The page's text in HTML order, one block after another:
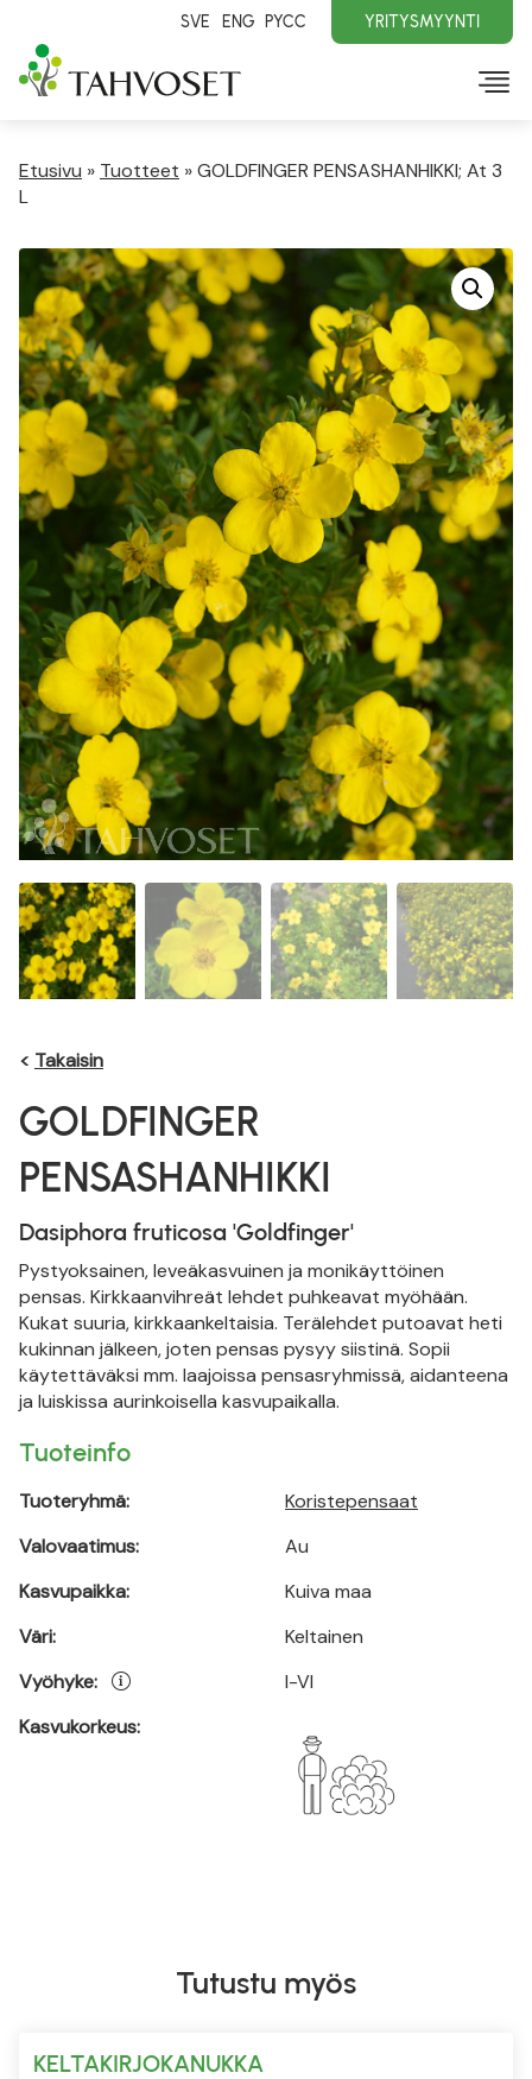
SVE ENG PYCC YRITYSMYYNTI
Etusivu » Tuotteet »GOLDFINGER PENSASHANHIKKI; At 3
L
< Takaisin
GOLDFINGER
PENSASHANHIKKI
Dasiphora fruticosa 'Goldfinger'
Pystyoksainen, leveäkasvuinen ja monikäyttöinen
pensas. Kirkkaanvihreät lehdet puhkeavat myöhään.
Kukat suuria, kirkkaankeltaisia. Terälehdet putoavat heti
kukinnan jälkeen, joten pensas pysyy siistinä. Sopii
käytettäväksi mm. laajoissa pensasryhmissä, aidanteena
ja luiskissa aurinkoisella kasvupaikalla.
Tuoteinfo
Tuoteryhmä:
Valovaatimus:
Kasvupaikka:
Väri:
Vyöhyke:
Kasvukorkeus:
Koristepensaat
Au
Kuiva maa
Keltainen
I-VI
Tutustu myös
KELTAKIRJOKANUKKA